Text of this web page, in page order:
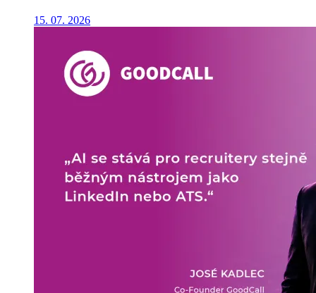
15. 07. 2026